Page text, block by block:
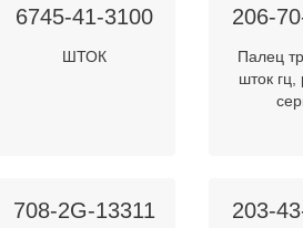
6745-41-3100
ШТОК
206-
Палец
шток гц,
708-2G-13311 203-